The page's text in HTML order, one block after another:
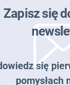
Zapisz się
się
pomysłach